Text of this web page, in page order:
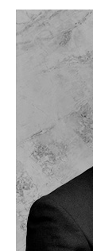
Diego
F.
Amen